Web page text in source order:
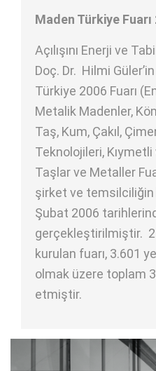
Maden Türkiye Fuarı
Açılışını Enerji ve
Doç. Dr. Hilmi
Türkiye 2006 Fuarı
Metalik Madenler,
Taş, Kum, Çakıl,
Teknolojileri, Kıymetli
Taşlar ve Metaller
şirket ve temsilciliğin
Şubat 2006
gerçekleştirilmiştir.
kurulan fuarı, 3.601
olmak üzere toplam
etmiştir.